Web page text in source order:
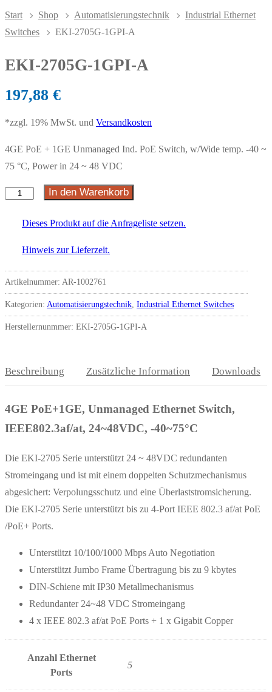
Start Shop Automatisierungstechnik
Industrial Ethernet
Switches
EKI-2705G-1GPI-A
EKI-2705G-1GPI-A
197,88 €
*zzgl. 19% MwSt. und Versandkosten
4GE PoE + 1GE Unmanaged Ind. PoE Switch, w/Wide temp. -40 ~
75 °C, Power in 24 ~ 48 VDC
In den Warenkorb
Dieses Produkt auf die Anfrageliste setzen.
Hinweis zur Lieferzeit.
Artikelnummer: AR-1002761
Kategorien: Automatisierungstechnik Industrial Ethernet Switches
Herstellernunmmer: EKI-2705G-1GPI-A
Beschreibung Zusätzliche Information Downloads
4GE PoE+1GE, Unmanaged Ethernet Switch,
IEEE802.3af/at, 24~48VDC, -40~75°C
Die EKI-2705 Serie unterstützt 24 ~ 48VDC redundanten
Stromeingang und ist mit einem doppelten Schutzmechanismus
abgesichert: Verpolungsschutz und eine Überlaststromsicherung.
Die EKI-2705 Serie unterstützt bis zu 4-Port IEEE 802.3 af/at PoE
/PoE+ Ports.
Unterstützt 10/100/1000 Mbps Auto Negotiation
Unterstützt Jumbo Frame Übertragung bis zu 9 kbytes
DIN-Schiene mit IP30 Metallmechanismus
Redundanter 24~48 VDC Stromeingang
4 x IEEE 802.3 af/at PoE Ports + 1 x Gigabit Copper
Anzahl Ethernet
Ports
5